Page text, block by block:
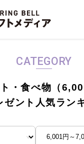
CATEGORY
・食べ物（
ゼント人気ラン